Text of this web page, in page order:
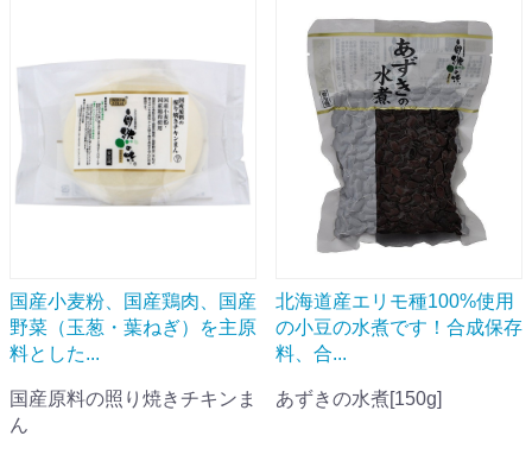
国産小麦粉、国産鶏肉、国産
野菜（玉葱・葉ねぎ）を主原
料とした...
国産原料の照り焼きチキンま
ん
北海道産エリモ種100%使用
の小豆の水煮です！合成保存
料、合...
あずきの水煮[150g]